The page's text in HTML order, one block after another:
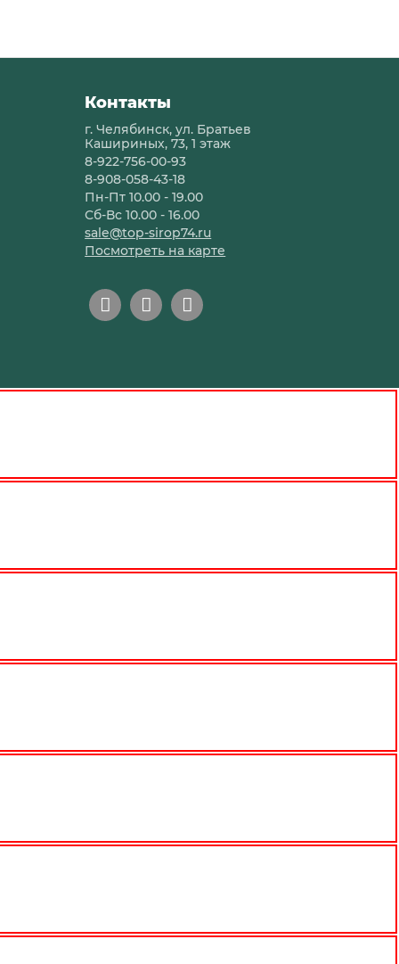
Контакты
г. Челябинск, ул. Братьев
Кашириных, 73, 1 этаж
8-922-756-00-93
8-908-058-43-18
Пн-Пт 10.00 - 19.00
Сб-Вс 10.00 - 16.00
sale@top-sirop74.ru
Посмотреть на карте